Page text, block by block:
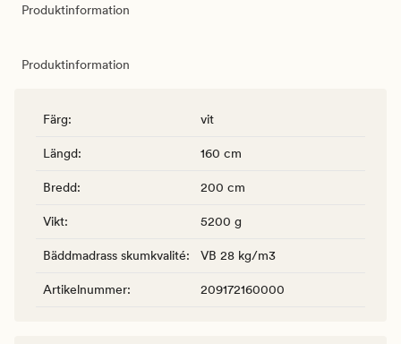
Produktinformation
Produktinformation
Färg: vit
Längd: 160 cm
Bredd: 200 cm
Vikt: 5200 g
Bäddmadrass skumkvalité: VB 28 kg/m3
Artikelnummer: 209172160000